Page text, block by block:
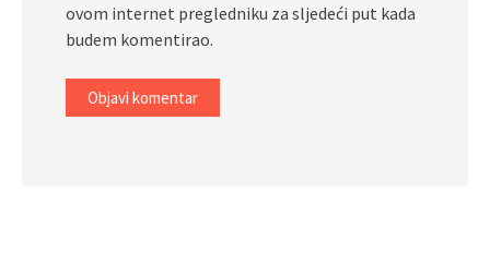
ovom internet pregledniku za sljedeći put kada
budem komentirao.